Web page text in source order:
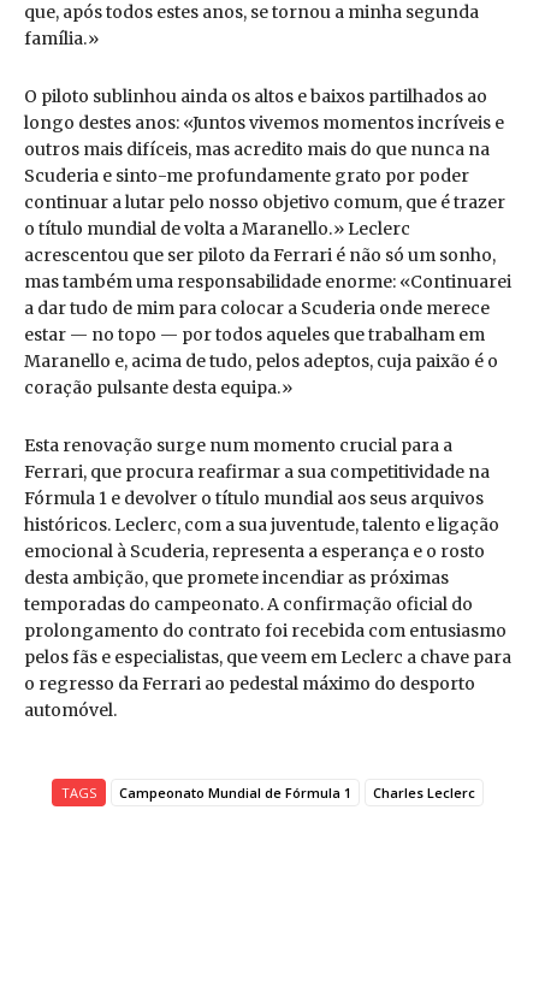
que, após todos estes anos, se tornou a minha segunda
família.»
O piloto sublinhou ainda os altos e baixos partilhados ao
longo destes anos: «Juntos vivemos momentos incríveis e
outros mais difíceis, mas acredito mais do que nunca na
Scuderia e sinto-me profundamente grato por poder
continuar a lutar pelo nosso objetivo comum, que é trazer
o título mundial de volta a Maranello.» Leclerc
acrescentou que ser piloto da Ferrari é não só um sonho,
mas também uma responsabilidade enorme: «Continuarei
a dar tudo de mim para colocar a Scuderia onde merece
estar — no topo — por todos aqueles que trabalham em
Maranello e, acima de tudo, pelos adeptos, cuja paixão é o
coração pulsante desta equipa.»
Esta renovação surge num momento crucial para a
Ferrari, que procura reafirmar a sua competitividade na
Fórmula 1 e devolver o título mundial aos seus arquivos
históricos. Leclerc, com a sua juventude, talento e ligação
emocional à Scuderia, representa a esperança e o rosto
desta ambição, que promete incendiar as próximas
temporadas do campeonato. A confirmação oficial do
prolongamento do contrato foi recebida com entusiasmo
pelos fãs e especialistas, que veem em Leclerc a chave para
o regresso da Ferrari ao pedestal máximo do desporto
automóvel.
TAGS Campeonato Mundial de Fórmula 1 Charles Leclerc